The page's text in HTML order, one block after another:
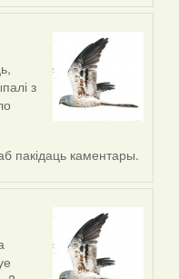
з
пакідаць каментары.